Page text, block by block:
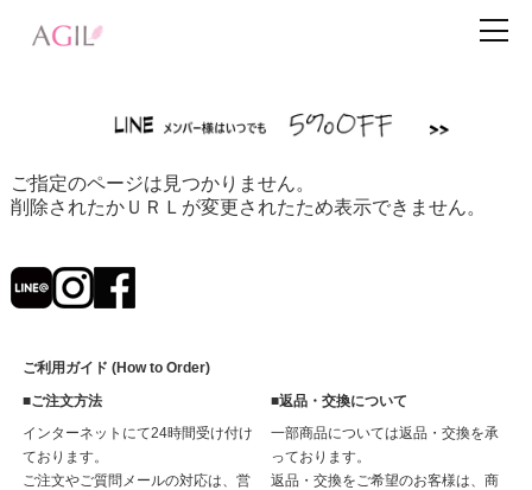
ご指定のページは見つかりません。
削除されたかＵＲＬが変更されたため表示できません。
ご利用ガイド (How to Order)
■ご注文方法
インターネットにて24時間受け付け
ております。
ご注文やご質問メールの対応は、営
■返品・交換について
一部商品については返品・交換を承
っております。
返品・交換をご希望のお客様は、商